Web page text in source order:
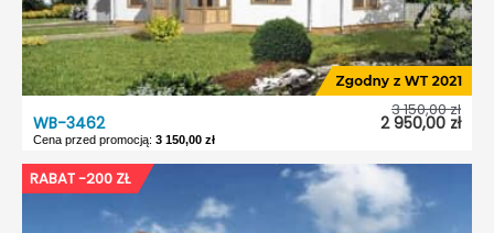
WB-3462 2 950,00 zł
3 150,00 zł
Cena przed promocją: 3 150,00 zł
WB-3462
Dostępność:
5 dni roboczych
RABAT -200 ZŁ